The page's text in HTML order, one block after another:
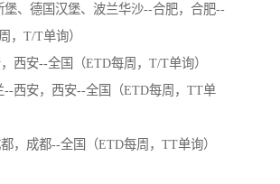
堡、德国汉堡、波兰华沙--合肥，合肥--
，T/T单询）
西安--全国（ETD每周，T/T单询）
--西安，西安--全国（ETD每周，TT单
，成都--全国（ETD每周，TT单询）